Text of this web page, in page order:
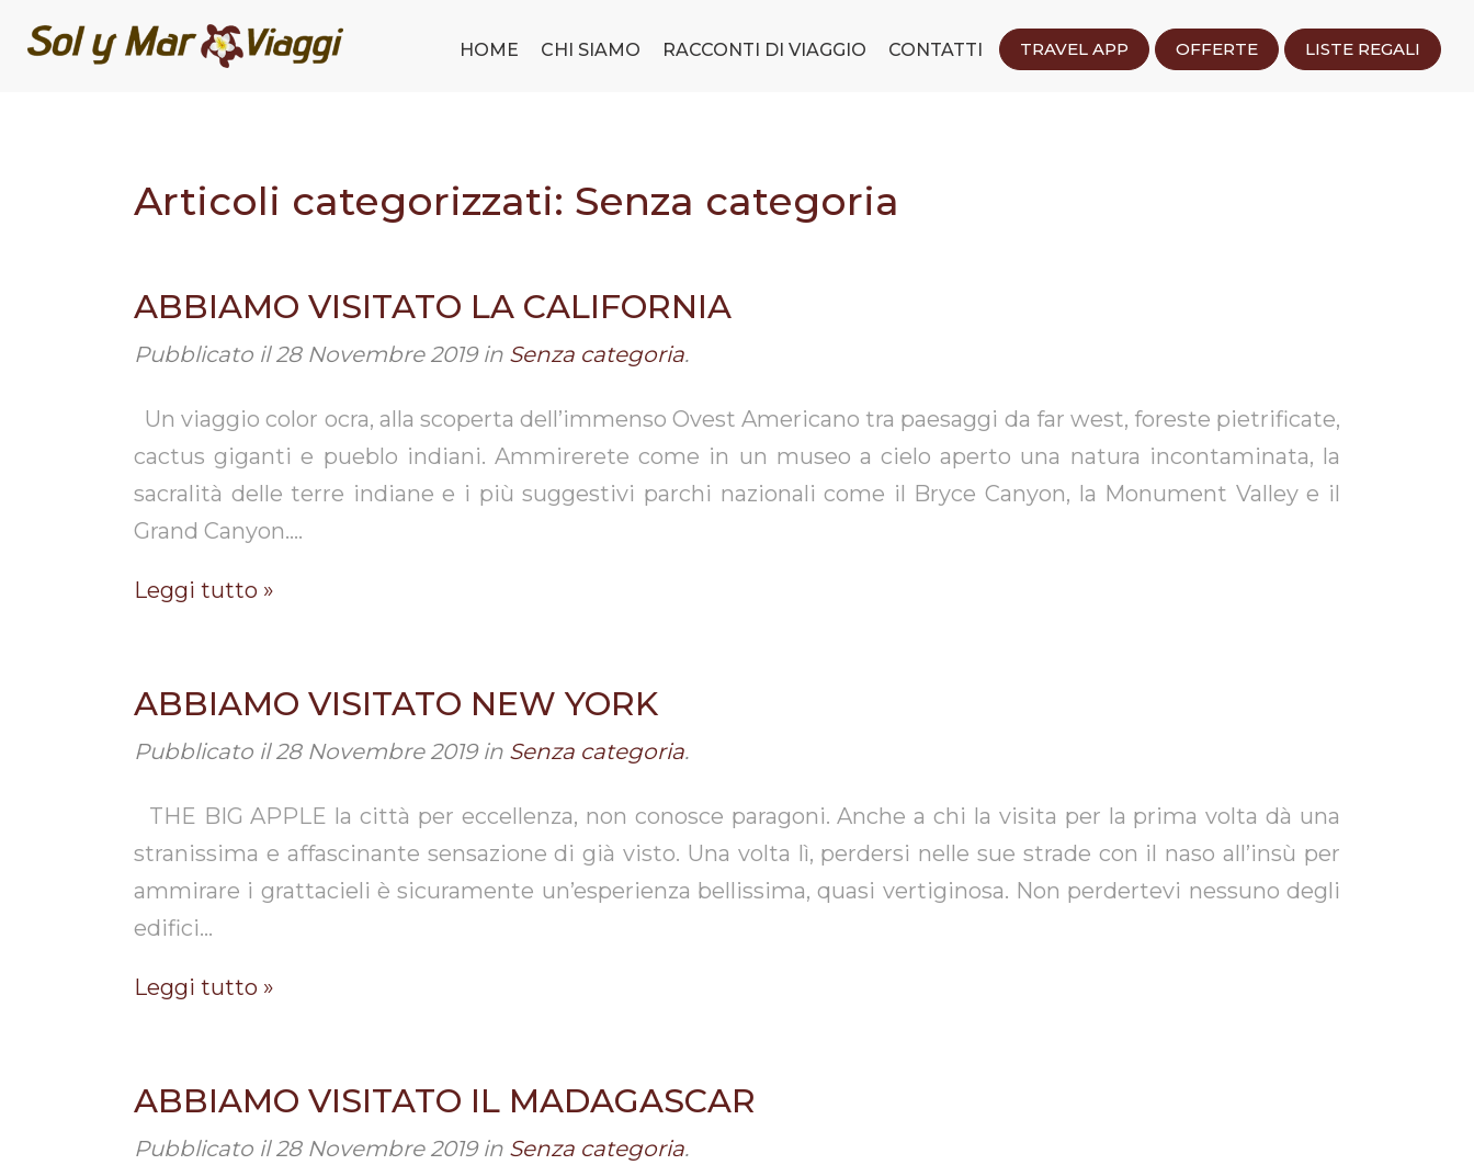
HOME CHI SIAMO RACCONTI DI VIAGGIO CONTATTI TRAVEL APP OFFERTE LISTE REGALI
Articoli categorizzati: Senza categoria
ABBIAMO VISITATO LA CALIFORNIA
Pubblicato il28 Novembre 2019in Senza categoria.
Un viaggio color ocra, alla scoperta dell’immenso Ovest Americano tra paesaggi da far west, foreste pietrificate,
cactus giganti e pueblo indiani. Ammirerete come in un museo a cielo aperto una natura incontaminata, la
sacralità delle terre indiane e i più suggestivi parchi nazionali come il Bryce Canyon, la Monument Valley e il
Grand Canyon….
Leggi tutto »
ABBIAMO VISITATO NEW YORK
Pubblicato il28 Novembre 2019in Senza categoria.
THE BIG APPLE la città per eccellenza, non conosce paragoni. Anche a chi la visita per la prima volta dà una
stranissima e affascinante sensazione di già visto. Una volta lì, perdersi nelle sue strade con il naso all’insù per
ammirare i grattacieli è sicuramente un’esperienza bellissima, quasi vertiginosa. Non perdertevi nessuno degli
edifici…
Leggi tutto »
ABBIAMO VISITATO IL MADAGASCAR
Pubblicato il28 Novembre 2019in Senza categoria.